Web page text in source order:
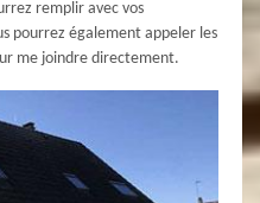
remplir avec vos
pourrez également appeler les
me joindre directement.